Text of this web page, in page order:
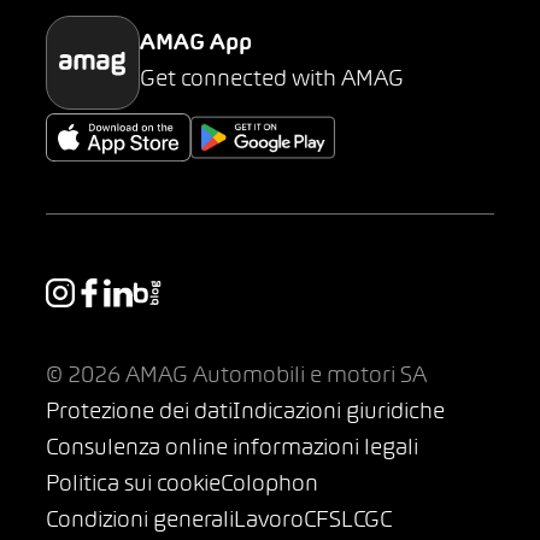
AMAG App
Get connected with AMAG
© 2026 AMAG Automobili e motori SA
Protezione dei datiIndicazioni giuridiche
Consulenza online informazioni legali
Politica sui cookieColophon
Condizioni generaliLavoroCFSLCGC